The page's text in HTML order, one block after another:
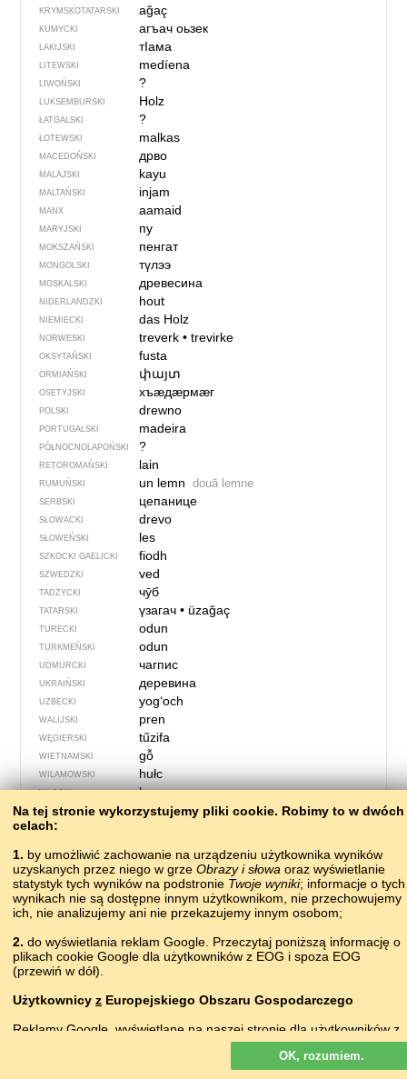
KRYMSKOTATARSKI ağaç
KUMYCKI агъач оьзек
LAKIJSKI тIама
LITEWSKI medíena
LIWOŃSKI ?
LUKSEMBURSKI Holz
ŁATGALSKI ?
ŁOTEWSKI malkas
MACEDOŃSKI дрво
MALAJSKI kayu
MALTAŃSKI injam
MANX aamaid
MARYJSKI пу
MOKSZAŃSKI пенгат
MONGOLSKI түлээ
MOSKALSKI древесина
NIDERLANDZKI hout
NIEMIECKI das Holz
NORWESKI treverk• trevirke
OKSYTAŃSKI fusta
ORMIAŃSKI փայտ
OSETYJSKI хъӕдӕрмӕг
POLSKI drewno
PORTUGALSKI madeira
PÓŁNOCNO­LA­POŃ­SKI ?
RETOROMAŃSKI lain
RUMUŃSKI un lemn două lemne
SERBSKI цепанице
SŁOWACKI drevo
SŁOWEŃSKI les
SZKOCKI GAELICKI fiodh
SZWEDZKI ved
TADŻYCKI чӯб
TATARSKI үзагач• üzağaç
TURECKI odun
TURKMEŃSKI odun
UDMURCKI чагпис
UKRAIŃSKI деревина
UZBECKI yogʻoch
WALIJSKI pren
WĘGIERSKI tűzifa
WIETNAMSKI gỗ
WILAMOWSKI hułc
WŁOSKI legno
115 – droga
Na tej stronie wykorzystujemy pliki сookie. Robimy to w dwóch
celach:
1. by umożliwić zachowanie na urządzeniu użytkownika wyników
uzyskanych przez niego w grze Obrazy i słowa oraz wyświetlanie
statystyk tych wyników na podstronie Twoje wyniki; informacje o tych
wynikach nie są dostępne innym użytkownikom, nie przechowujemy
ich, nie analizujemy ani nie przekazujemy innym osobom;
2. do wyświetlania reklam Google. Przeczytaj poniższą informację o
plikach cookie Google dla użytkowników z EOG i spoza EOG
(przewiń w dół).
Użytkownicy z Europejskiego Obszaru Gospodarczego
Reklamy Google, wyświetlane na naszej stronie dla użytkowników z
są personalizowane. Chociaż reklamy te nie wykorzystują
plików cookie na potrzeby personalizacji reklam, to wykorzystują je,
by umożliwiać ograniczenie liczby wyświetleń, generowanie
OK, rozumiem.